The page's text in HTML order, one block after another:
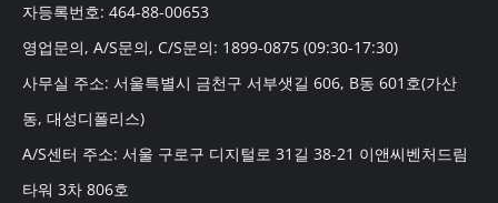
자등록번호: 464-88-00653
영업문의, A/S문의, C/S문의: 1899-0875 (09:30-17:30)
사무실 주소: 서울특별시 금천구 서부샛길 606, B동 601호(가산
동, 대성디폴리스)
A/S센터 주소: 서울 구로구 디지털로 31길 38-21 이앤씨벤처드림
타워 3차 806호